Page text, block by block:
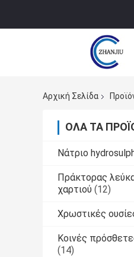
Αρχική Σελίδα
ΌΛΑ ΤΑ
Νάτριο
Πράκτορας
χαρτιού (12)
Χρωστικές
Κοινές
(14)